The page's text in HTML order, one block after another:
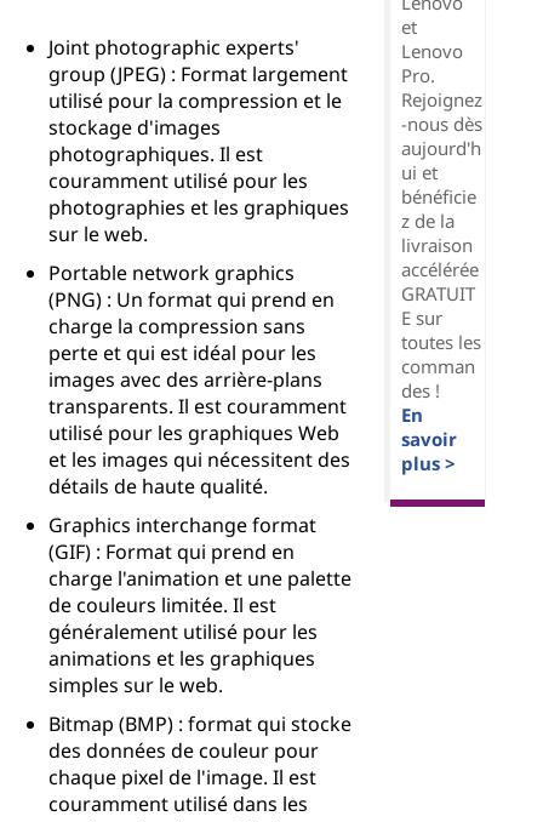
Joint photographic experts'
group (JPEG) : Format largement
utilisé pour la compression et le
stockage d'images
photographiques. Il est
couramment utilisé pour les
photographies et les graphiques
sur le web.
Portable network graphics
(PNG) : Un format qui prend en
charge la compression sans
perte et qui est idéal pour les
images avec des arrière-plans
transparents. Il est couramment
utilisé pour les graphiques Web
et les images qui nécessitent des
détails de haute qualité.
Graphics interchange format
(GIF) : Format qui prend en
charge l'animation et une palette
de couleurs limitée. Il est
généralement utilisé pour les
animations et les graphiques
simples sur le web.
Bitmap (BMP) : format qui stocke
des données de couleur pour
chaque pixel de l'image. Il est
couramment utilisé dans les
et
Lenovo
Pro.
Rejoignez
-nous dès
aujourd'h
ui et
bénéficie
z de la
livraison
accélérée
GRATUIT
E sur
toutes les
comman
des !
En
savoir
plus >